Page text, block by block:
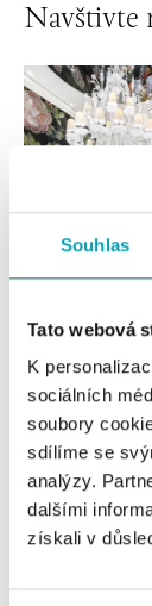
Souhlas
Tato webová
K
sociálních
soubory
sdílíme se
analýzy.
dalšími
získali v
Navštivte
Všechny
ALO
Ostrava
Jantarová
tel.: +420
dnes
Plzeňská 8,